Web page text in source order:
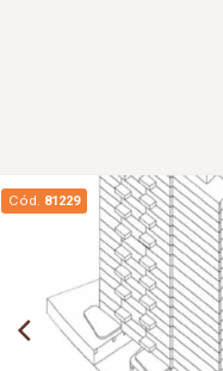
Cód. 81229